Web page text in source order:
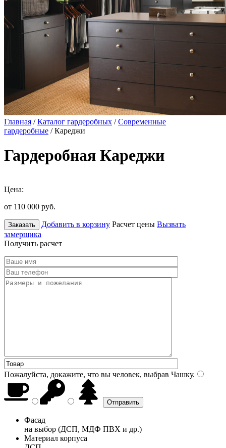
Главная /Каталог гардеробных /Современные
гардеробные / Кареджи
Гардеробная Кареджи
Цена:
от 110 000 руб.
Заказать Добавить в корзину Расчет цены Вызвать
замерщика
Получить расчет
Пожалуйста, докажите, что вы человек, выбрав Чашку.
Фасад
на выбор (ДСП, МДФ ПВХ и др.)
Материал корпуса